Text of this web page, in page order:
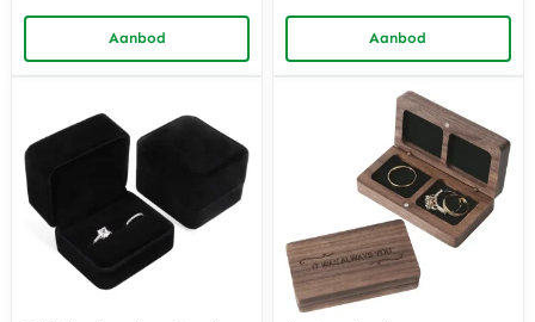
voor een paar
manchetknopen | Richpack
Aanbod
armbanden
Aanbod